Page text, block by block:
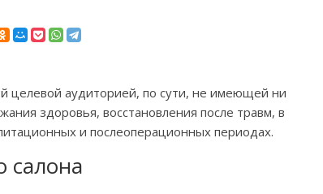
целевой аудиторией, по сути, не имеющей ни
здоровья, восстановления после травм, в
и послеоперационных периодах.
салона